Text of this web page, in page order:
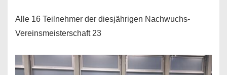
Alle 16 Teilnehmer der diesjährigen Nachwuchs-
Vereinsmeisterschaft 23